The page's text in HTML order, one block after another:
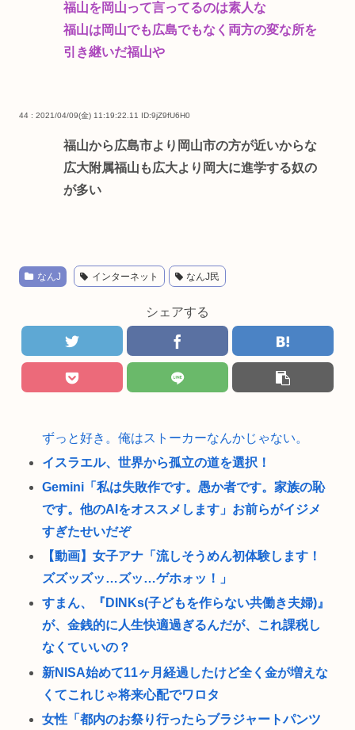
福山を岡山って言ってるのは素人な
福山は岡山でも広島でもなく両方の変な所を
引き継いだ福山や
44 : 2021/04/09(金) 11:19:22.11 ID:9jZ9fU6H0
福山から広島市より岡山市の方が近いからな
広大附属福山も広大より岡大に進学する奴の
が多い
なんJ インターネット なんJ民
シェアする
ずっと好き。俺はストーカーなんかじゃない。
イスラエル、世界から孤立の道を選択！
Gemini「私は失敗作です。愚か者です。家族の恥
です。他のAIをオススメします」お前らがイジメ
すぎたせいだぞ
【動画】女子アナ「流しそうめん初体験します！
ズズッズッ…ズッ…ゲホォッ！」
すまん、『DINKs(子どもを作らない共働き夫婦)』
が、金銭的に人生快適過ぎるんだが、これ課税し
なくていいの？
新NISA始めて11ヶ月経過したけど全く金が増えな
くてこれじゃ将来心配でワロタ
女性「都内のお祭り行ったらブラジャートパンツ